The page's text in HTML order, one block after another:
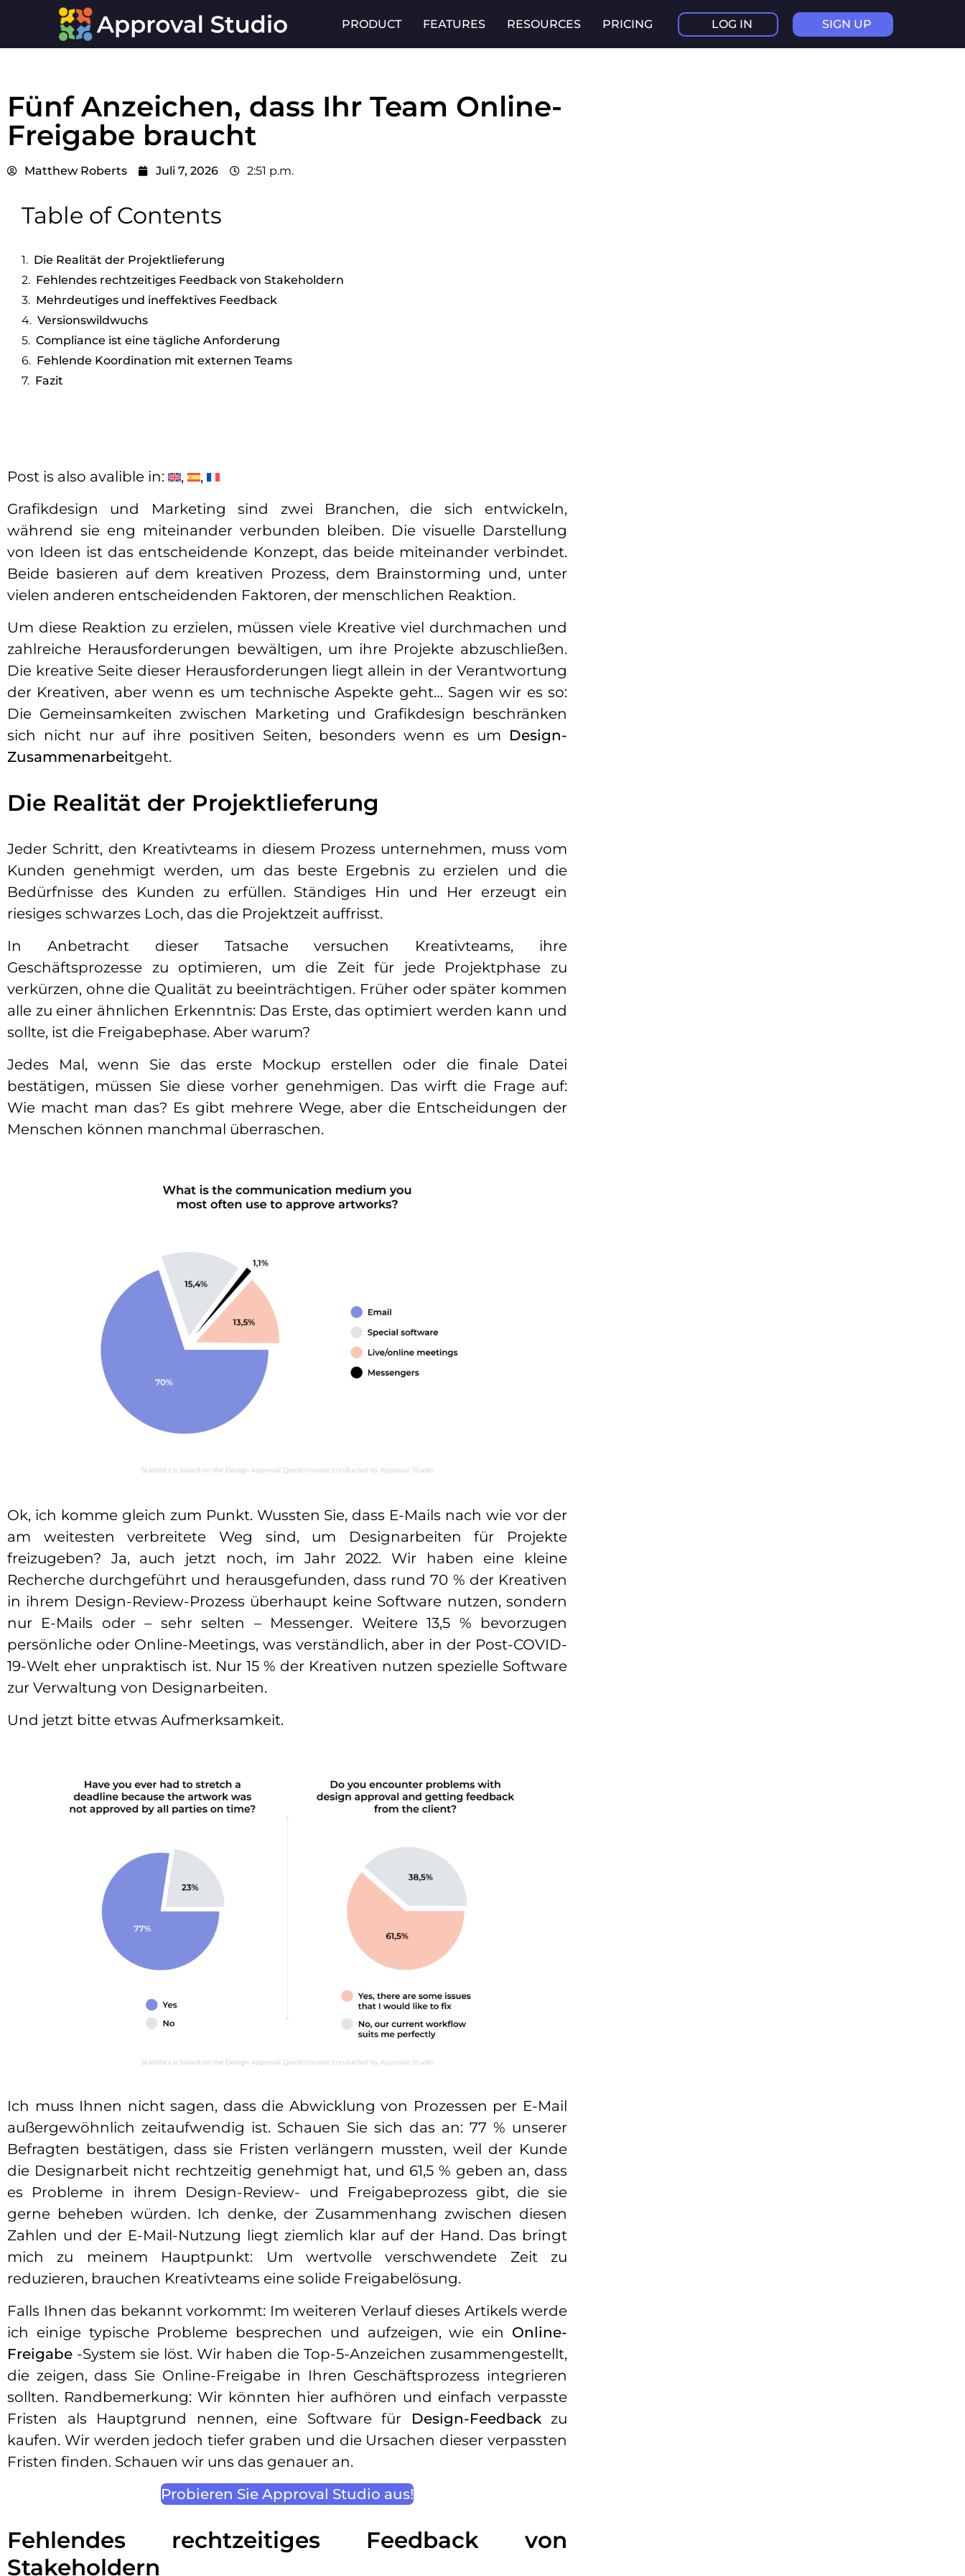
PRODUCT FEATURES RESOURCES PRICING LOG IN SIGN UP
Fünf Anzeichen, dass Ihr Team Online-
Freigabe braucht
Matthew Roberts Juli 7, 2026 2:51 p.m.
Table of Contents
Die Realität der Projektlieferung
Fehlendes rechtzeitiges Feedback von Stakeholdern
Mehrdeutiges und ineffektives Feedback
Versionswildwuchs
Compliance ist eine tägliche Anforderung
Fehlende Koordination mit externen Teams
Fazit
Post is also avalible in:
Grafikdesign und Marketing sind zwei Branchen, die sich entwickeln,
während sie eng miteinander verbunden bleiben. Die visuelle Darstellung
von Ideen ist das entscheidende Konzept, das beide miteinander verbindet.
Beide basieren auf dem kreativen Prozess, dem Brainstorming und, unter
vielen anderen entscheidenden Faktoren, der menschlichen Reaktion.
Um diese Reaktion zu erzielen, müssen viele Kreative viel durchmachen und
zahlreiche Herausforderungen bewältigen, um ihre Projekte abzuschließen.
Die kreative Seite dieser Herausforderungen liegt allein in der Verantwortung
der Kreativen, aber wenn es um technische Aspekte geht… Sagen wir es so:
Die Gemeinsamkeiten zwischen Marketing und Grafikdesign beschränken
sich nicht nur auf ihre positiven Seiten, besonders wenn es um Design-
Zusammenarbeitgeht.
Die Realität der Projektlieferung
Jeder Schritt, den Kreativteams in diesem Prozess unternehmen, muss vom
Kunden genehmigt werden, um das beste Ergebnis zu erzielen und die
Bedürfnisse des Kunden zu erfüllen. Ständiges Hin und Her erzeugt ein
riesiges schwarzes Loch, das die Projektzeit auffrisst.
In Anbetracht dieser Tatsache versuchen Kreativteams, ihre
Geschäftsprozesse zu optimieren, um die Zeit für jede Projektphase zu
verkürzen, ohne die Qualität zu beeinträchtigen. Früher oder später kommen
alle zu einer ähnlichen Erkenntnis: Das Erste, das optimiert werden kann und
sollte, ist die Freigabephase. Aber warum?
Jedes Mal, wenn Sie das erste Mockup erstellen oder die finale Datei
bestätigen, müssen Sie diese vorher genehmigen. Das wirft die Frage auf:
Wie macht man das? Es gibt mehrere Wege, aber die Entscheidungen der
Menschen können manchmal überraschen.
Ok, ich komme gleich zum Punkt. Wussten Sie, dass E-Mails nach wie vor der
am weitesten verbreitete Weg sind, um Designarbeiten für Projekte
freizugeben? Ja, auch jetzt noch, im Jahr 2022. Wir haben eine kleine
Recherche durchgeführt und herausgefunden, dass rund 70 % der Kreativen
in ihrem Design-Review-Prozess überhaupt keine Software nutzen, sondern
nur E-Mails oder – sehr selten – Messenger. Weitere 13,5 % bevorzugen
persönliche oder Online-Meetings, was verständlich, aber in der Post-COVID-
19-Welt eher unpraktisch ist. Nur 15 % der Kreativen nutzen spezielle Software
zur Verwaltung von Designarbeiten.
Und jetzt bitte etwas Aufmerksamkeit.
Ich muss Ihnen nicht sagen, dass die Abwicklung von Prozessen per E-Mail
außergewöhnlich zeitaufwendig ist. Schauen Sie sich das an: 77 % unserer
Befragten bestätigen, dass sie Fristen verlängern mussten, weil der Kunde
die Designarbeit nicht rechtzeitig genehmigt hat, und 61,5 % geben an, dass
es Probleme in ihrem Design-Review- und Freigabeprozess gibt, die sie
gerne beheben würden. Ich denke, der Zusammenhang zwischen diesen
Zahlen und der E-Mail-Nutzung liegt ziemlich klar auf der Hand. Das bringt
mich zu meinem Hauptpunkt: Um wertvolle verschwendete Zeit zu
reduzieren, brauchen Kreativteams eine solide Freigabelösung.
Falls Ihnen das bekannt vorkommt: Im weiteren Verlauf dieses Artikels werde
ich einige typische Probleme besprechen und aufzeigen, wie ein Online-
Freigabe -System sie löst. Wir haben die Top-5-Anzeichen zusammengestellt,
die zeigen, dass Sie Online-Freigabe in Ihren Geschäftsprozess integrieren
sollten. Randbemerkung: Wir könnten hier aufhören und einfach verpasste
Fristen als Hauptgrund nennen, eine Software für
Design-Feedbackzu
kaufen. Wir werden jedoch tiefer graben und die Ursachen dieser verpassten
Fristen finden. Schauen wir uns das genauer an.
Probieren Sie Approval Studio aus!
Fehlendes rechtzeitiges Feedback von
Stakeholdern